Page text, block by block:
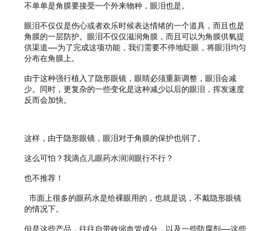
不单单是角膜要接受一个外来物种，眼泪也是。
眼泪不仅仅是伤心或者欢乐时候表达情绪的一个道具，而且也是
角膜的一层防护。眼泪不仅仅滋润角膜，而且可以为角膜供氧提
供渠道——为了完成这项功能，我们需要不停地眨眼，将眼泪均匀
分布在角膜上。
由于这种强行植入了隐形眼镜，眼睛必须重新调整，眼泪会减
少。同时，更复杂的一些变化是这种减少以后的眼泪，挥发速度
反而会加快。
这样，由于隐形眼镜，眼泪对于角膜的保护也弱了。
这么可怕？我滴点儿眼药水润润眼行不行？
也不推荐！
市面上很多的眼药水是给裸眼用的，也就是说，不戴隐形眼镜
的情况下。
但是这些产品，往往自带收缩血管成分，以及一些防腐剂——这些